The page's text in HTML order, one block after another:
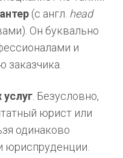
(с англ. head
Он буквально
и
заказчика.
. Безусловно,
юрист или
одинаково
юриспруденции.